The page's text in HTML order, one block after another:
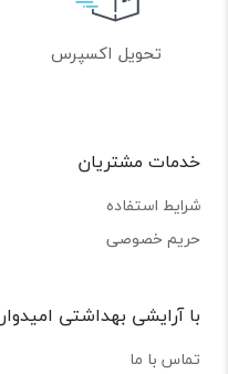
تحویل اکسپرس
خدمات مشتریان
شرایط استفاده
حریم خصوصی
با آرایشی بهداشتی امیدوار
تماس با ما